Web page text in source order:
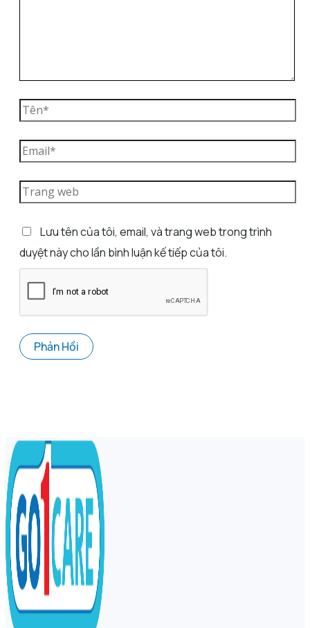
Lưu tên của tôi, email, và trang web trong trình
duyệt này cho lần bình luận kế tiếp của tôi.